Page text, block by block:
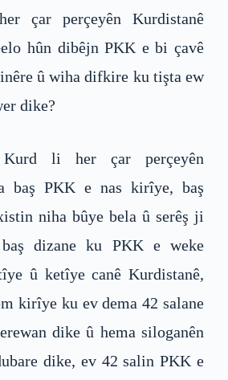
çar perçeyên Kurdistanê
hûn dibêjn PKK e bi çavê
û wiha difkire ku tişta ew
dike?
li her çar perçeyên
baş PKK e nas kirîye, baş
niha bûye bela û serêş ji
dizane ku PKK e weke
û ketîye canê Kurdistanê,
kirîye ku ev dema 42 salane
dike û hema siloganên
dike, ev 42 salin PKK e